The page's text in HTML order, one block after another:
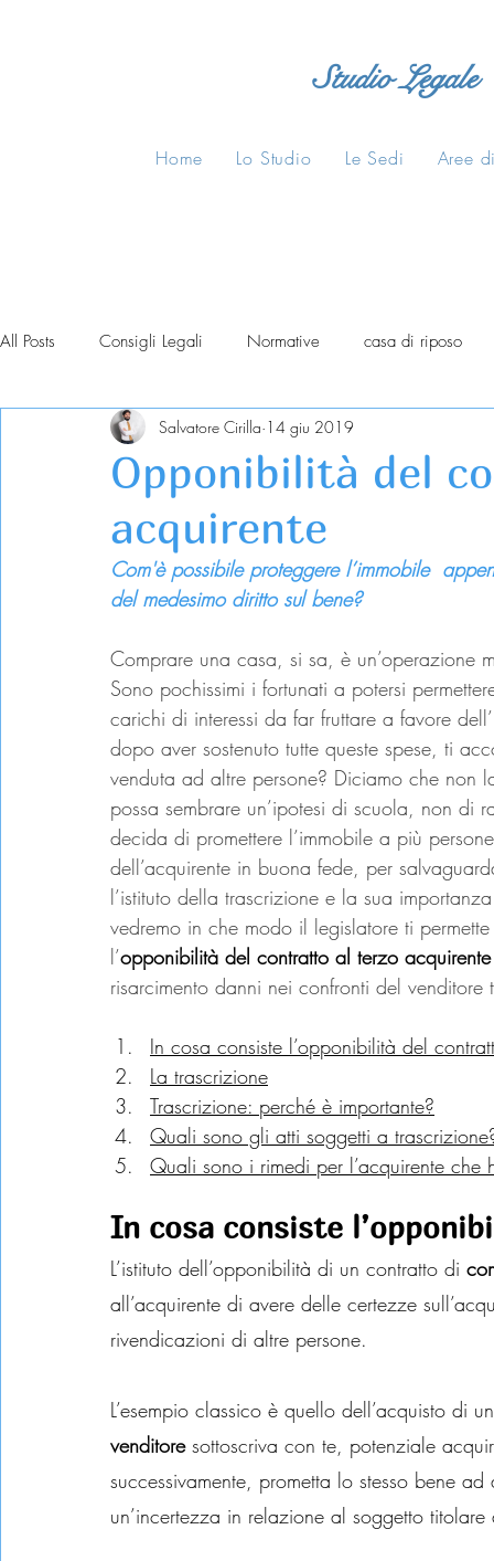
Studio Legale
Home Lo Studio Le Sedi Aree
All Posts Consigli Legali Normative casa di riposo
Opponibilità del
acquirente
Salvatore Cirilla 14 giu 2019
Com'è possibile proteggere l’immobile
del medesimo diritto sul bene?
Comprare una casa, si sa, è
Sono pochissimi i fortunati a potersi
carichi di interessi da far fruttare a favore
dopo aver sostenuto tutte queste spese, ti
venduta ad altre persone? Diciamo che non
possa sembrare un’ipotesi di scuola, non
decida di promettere l’immobile a più
dell’acquirente in buona fede, per
l’istituto della trascrizione e la sua
vedremo in che modo il legislatore ti
l’opponibilità del contratto al terzo
risarcimento danni nei confronti del venditore
In cosa consiste l’opponibilità del
La trascrizione
Trascrizione: perché è importante?
Quali sono gli atti soggetti a
Quali sono i rimedi per l’acquirente che
In cosa consiste
L’istituto dell’opponibilità di un contratto di
all’acquirente di avere delle certezze
rivendicazioni di altre persone.
L’esempio classico è quello dell’acquisto
venditore sottoscriva con te, potenziale
successivamente, prometta lo stesso bene
un’incertezza in relazione al soggetto